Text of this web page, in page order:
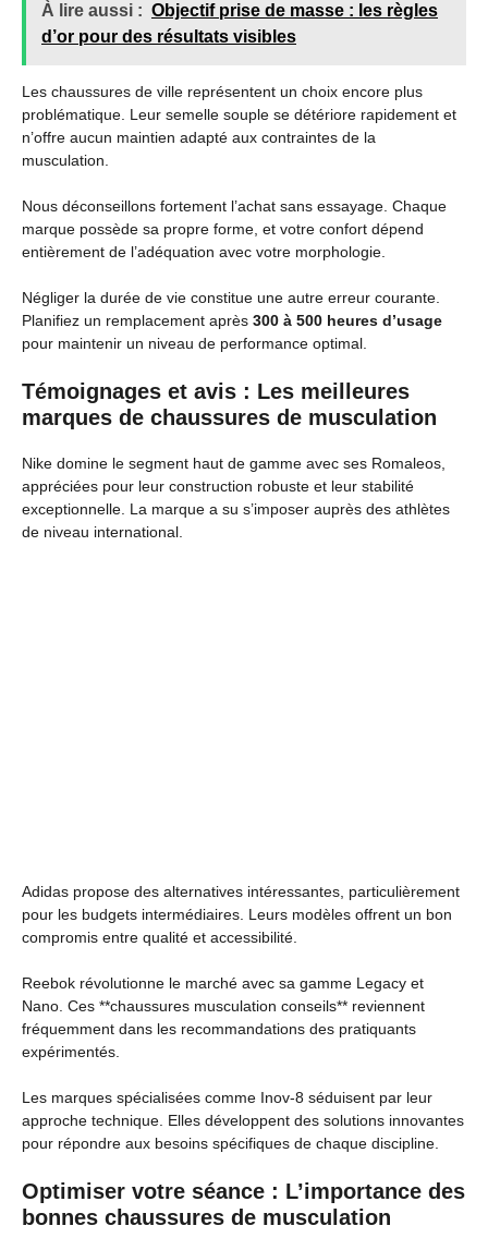
À lire aussi : Objectif prise de masse : les règles
d’or pour des résultats visibles
Les chaussures de ville représentent un choix encore plus
problématique. Leur semelle souple se détériore rapidement et
n’offre aucun maintien adapté aux contraintes de la
musculation.
Nous déconseillons fortement l’achat sans essayage. Chaque
marque possède sa propre forme, et votre confort dépend
entièrement de l’adéquation avec votre morphologie.
Négliger la durée de vie constitue une autre erreur courante.
Planifiez un remplacement après 300 à 500 heures d’usage
pour maintenir un niveau de performance optimal.
Témoignages et avis : Les meilleures
marques de chaussures de musculation
Nike domine le segment haut de gamme avec ses Romaleos,
appréciées pour leur construction robuste et leur stabilité
exceptionnelle. La marque a su s’imposer auprès des athlètes
de niveau international.
Adidas propose des alternatives intéressantes, particulièrement
pour les budgets intermédiaires. Leurs modèles offrent un bon
compromis entre qualité et accessibilité.
Reebok révolutionne le marché avec sa gamme Legacy et
Nano. Ces **chaussures musculation conseils** reviennent
fréquemment dans les recommandations des pratiquants
expérimentés.
Les marques spécialisées comme Inov-8 séduisent par leur
approche technique. Elles développent des solutions innovantes
pour répondre aux besoins spécifiques de chaque discipline.
Optimiser votre séance : L’importance des
bonnes chaussures de musculation